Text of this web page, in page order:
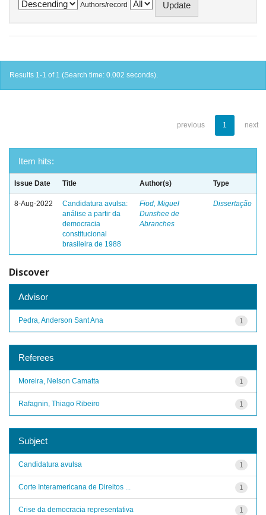
Authors/record
Results 1-1 of 1 (Search time: 0.002 seconds).
previous 1 next
Item hits:
Issue Date Title Author(s) Type
8-Aug-2022
Candidatura avulsa:
análise a partir da
democracia
constitucional
brasileira de 1988
Fiod, Miguel
Dunshee de
Abranches
Dissertação
Discover
Advisor
1
Pedra, Anderson Sant Ana
Referees
1
Moreira, Nelson Camatta
1
Rafagnin, Thiago Ribeiro
Subject
1
Candidatura avulsa
1
Corte Interamericana de Direitos ...
1
Crise da democracia representativa